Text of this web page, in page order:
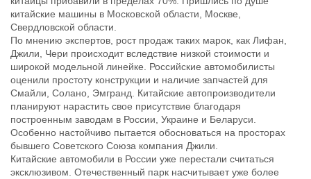
китайские машины в Московской области, Москве,
Свердловской области.
По мнению экспертов, рост продаж таких марок, как Лифан,
Джили, Чери происходит вследствие низкой стоимости и
широкой модельной линейке. Российские автомобилисты
оценили простоту конструкции и наличие запчастей для
Смайли, Солано, Эмгранд. Китайские автопроизводители
планируют нарастить свое присутствие благодаря
построенным заводам в России, Украине и Беларуси.
Особенно настойчиво пытается обосноваться на просторах
бывшего Советского Союза компания Джили.
Китайские автомобили в России уже перестали считаться
эксклюзивом. Отечественный парк насчитывает уже более